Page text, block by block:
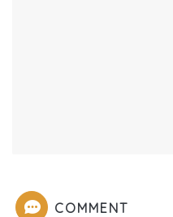
COMMENT